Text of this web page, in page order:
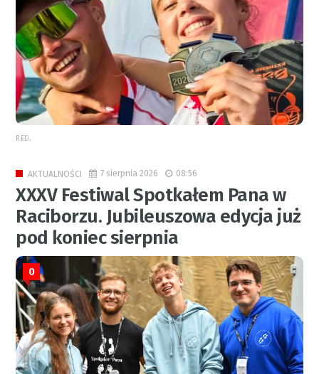
RED.
AKTUALNOŚCI 7 sierpnia 2026 08:56
XXXV Festiwal Spotkałem Pana w
Raciborzu. Jubileuszowa edycja już
pod koniec sierpnia
0